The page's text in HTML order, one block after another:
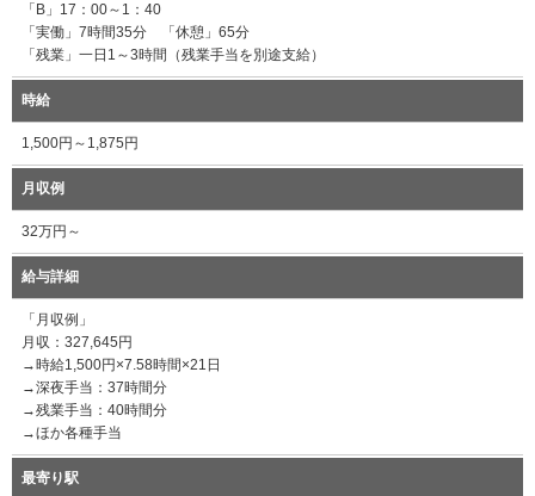
「B」17：00～1：40
「実働」7時間35分 「休憩」65分
「残業」一日1～3時間（残業手当を別途支給）
時給
1,500円～1,875円
月収例
32万円～
給与詳細
「月収例」
月収：327,645円
→時給1,500円×7.58時間×21日
→深夜手当：37時間分
→残業手当：40時間分
→ほか各種手当
最寄り駅